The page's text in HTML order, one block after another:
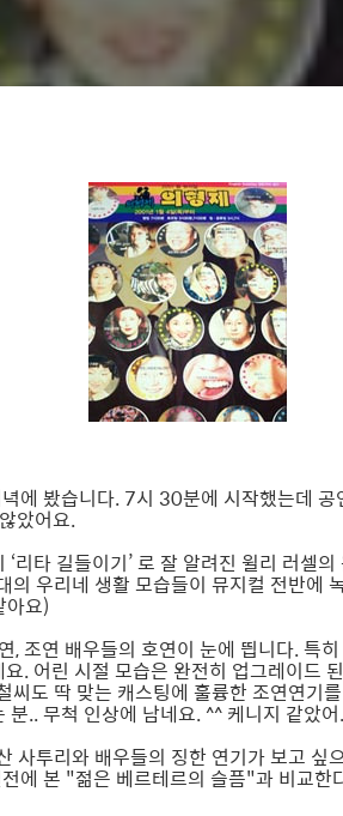
에 봤습니다. 7시 30분에 시작했는데
았어요.
타 길들이기’ 로 잘 알려진 윌리 러셀
우리네 생활 모습들이 뮤지컬 전반에
아요)
조연 배우들의 호연이 눈에 띕니다. 특
. 어린 시절 모습은 완전히 업그레이드
도 딱 맞는 캐스팅에 훌륭한 조연연기
.. 무척 인상에 남네요. ^^ 케니지 같았
사투리와 배우들의 징한 연기가 보고
에 본 "젊은 베르테르의 슬픔"과 비교